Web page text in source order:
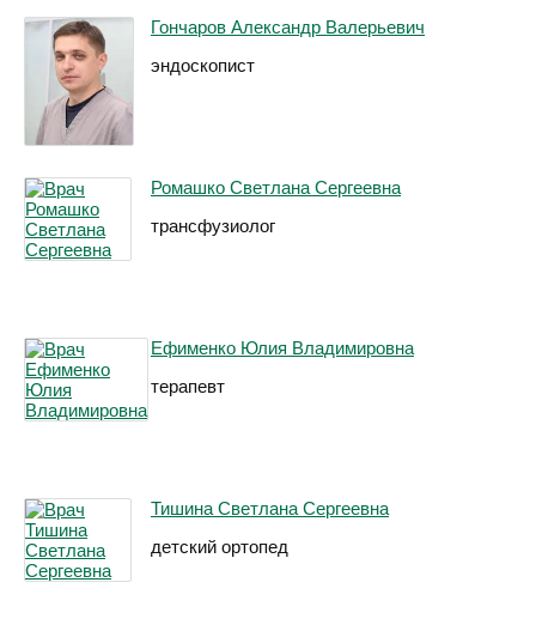
Гончаров Александр Валерьевич
эндоскопист
Ромашко Светлана Сергеевна
трансфузиолог
Ефименко Юлия Владимировна
терапевт
Тишина Светлана Сергеевна
детский ортопед